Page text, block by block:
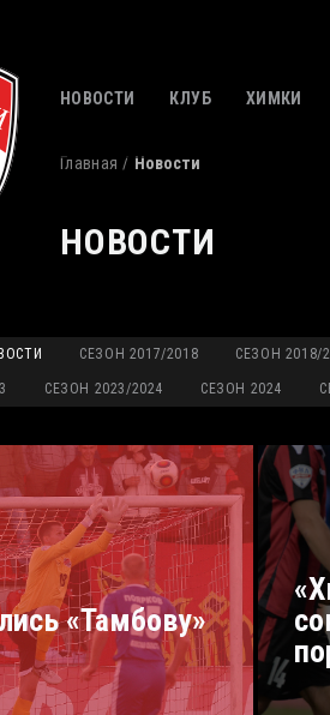
НОВОСТИ КЛУБ ХИМКИ
Главная Новости
НОВОСТИ
СЕЗОН 2017/2018 СЕЗОН 2018/
СЕЗОН 2023/2024 СЕЗОН 2024
«Тамбову»